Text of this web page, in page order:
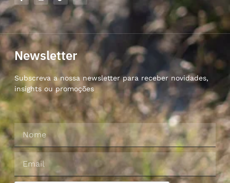
Newsletter
Subscreva a nossa newsletter para receber novidades,
insights ou promoções